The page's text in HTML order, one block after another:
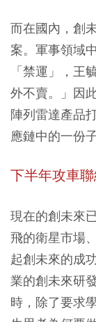
而在國內，創
案。軍事領域
「禁運」，王
外不賣。」因
陣列雷達產品
應鏈中的一份子
下半年攻車
現在的創未來
飛的衛星市場
起創未來的成
業的創未來研
時，除了要求